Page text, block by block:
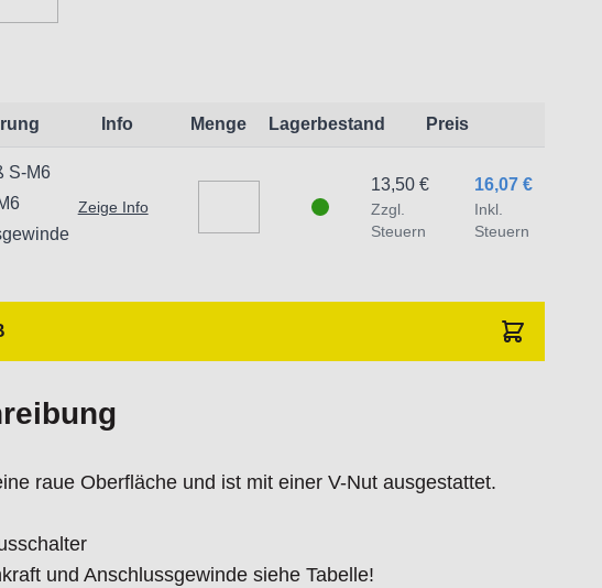
und mit dem Produkt vertraute Anwender sowie
kann zu Schäden und Verletzungen führen.
Info Menge Lagerbestand Preis
S-M6
Zeige Info
16,07 €
Inkl.
Steuern
13,50 €
Zzgl.
Steuern
raue Oberfläche und ist mit einer V-Nut ausgestattet.
und Anschlussgewinde siehe Tabelle!